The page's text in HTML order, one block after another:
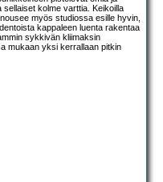
sellaiset kolme varttia. Keikoilla
myös studiossa esille hyvin,
kappaleen luenta rakentaa
sykkivän kliimaksin
mukaan yksi kerrallaan pitkin